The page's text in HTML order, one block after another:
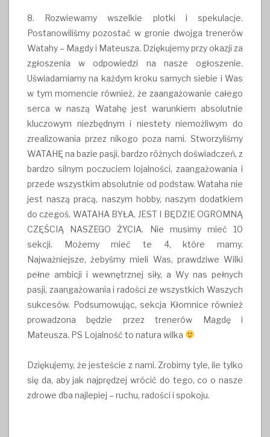
8. Rozwiewamy wszelkie plotki i spekulacje.
Postanowiliśmy pozostać w gronie dwojga trenerów
Watahy – Magdy i Mateusza. Dziękujemy przy okazji za
zgłoszenia w odpowiedzi na nasze ogłoszenie.
Uświadamiamy na każdym kroku samych siebie i Was
w tym momencie również, że zaangażowanie całego
serca w naszą Watahę jest warunkiem absolutnie
kluczowym niezbędnym i niestety niemożliwym do
zrealizowania przez nikogo poza nami. Stworzyliśmy
WATAHĘ na bazie pasji, bardzo różnych doświadczeń, z
bardzo silnym poczuciem lojalności, zaangażowania i
przede wszystkim absolutnie od podstaw. Wataha nie
jest naszą pracą, naszym hobby, naszym dodatkiem
do czegoś. WATAHA BYŁA, JEST I BĘDZIE OGROMNĄ
CZĘŚCIĄ NASZEGO ŻYCIA. Nie musimy mieć 10
sekcji. Możemy mieć te 4, które mamy.
Najważniejsze, żebyśmy mieli Was, prawdziwe Wilki
pełne ambicji i wewnętrznej siły, a Wy nas pełnych
pasji, zaangażowania i radości ze wszystkich Waszych
sukcesów. Podsumowując, sekcja Kłomnice również
prowadzona będzie przez trenerów Magdę i
Mateusza. PS Lojalność to natura wilka
Dziękujemy, że jesteście z nami. Zrobimy tyle, ile tylko
się da, aby jak najprędzej wrócić do tego, co o nasze
zdrowe dba najlepiej – ruchu, radości i spokoju.